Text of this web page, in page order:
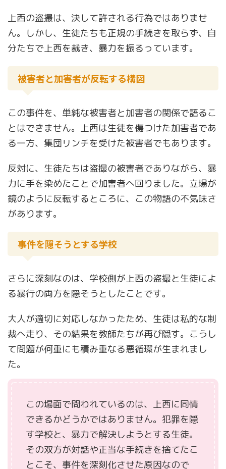
上西の盗撮は、決して許される行為ではありませ
ん。しかし、生徒たちも正規の手続きを取らず、自
分たちで上西を裁き、暴力を振るっています。
被害者と加害者が反転する構図
この事件を、単純な被害者と加害者の関係で語るこ
とはできません。上西は生徒を傷つけた加害者であ
る一方、集団リンチを受けた被害者でもあります。
反対に、生徒たちは盗撮の被害者でありながら、暴
力に手を染めたことで加害者へ回りました。立場が
鏡のように反転するところに、この物語の不気味さ
があります。
事件を隠そうとする学校
さらに深刻なのは、学校側が上西の盗撮と生徒によ
る暴行の両方を隠そうとしたことです。
大人が適切に対応しなかったため、生徒は私的な制
裁へ走り、その結果を教師たちが再び隠す。こうし
て問題が何重にも積み重なる悪循環が生まれまし
た。
この場面で問われているのは、上西に同情
できるかどうかではありません。犯罪を隠
す学校と、暴力で解決しようとする生徒。
その双方が対話や正当な手続きを捨てたこ
とこそ、事件を深刻化させた原因なので